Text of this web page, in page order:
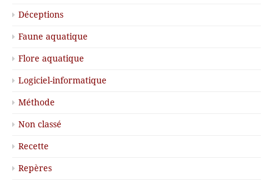
Déceptions
Faune aquatique
Flore aquatique
Logiciel-informatique
Méthode
Non classé
Recette
Repères